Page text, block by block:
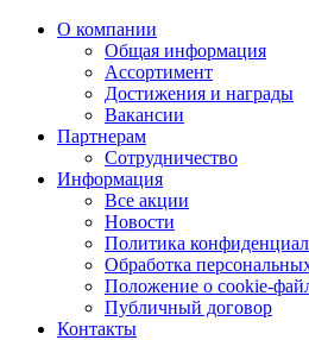
О компании
Общая информация
Ассортимент
Достижения и награды
Вакансии
Партнерам
Сотрудничество
Информация
Все акции
Новости
Политика
Обработка
Положение о cookie-
Публичный договор
Контакты